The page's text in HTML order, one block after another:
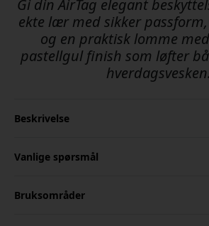
Gi din AirTag elegant
ekte lær med sikker
og en praktisk lomme
pastellgul finish som løfter
hverdagsvesken.
Beskrivelse
Vanlige spørsmål
Bruksområder